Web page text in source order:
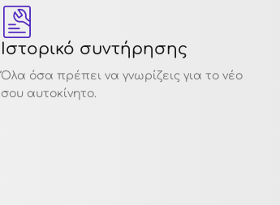
Ιστορικό συντήρησης
Όλα όσα πρέπει να γνωρίζεις για το νέο
σου αυτοκίνητο.